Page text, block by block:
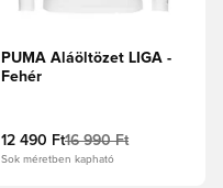
PUMA Aláöltözet LIGA -
Fehér
12 490 Ft16 990 Ft
Sok méretben kapható